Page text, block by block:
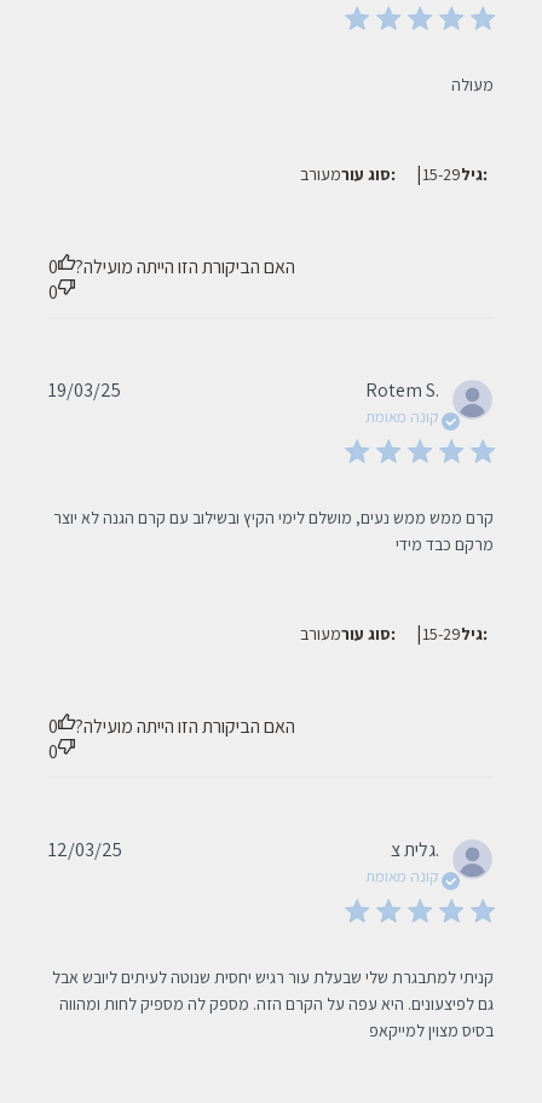
מעולה
read more about review content
גיל: 15-29
| סוג עור: מעורב
האם הביקורת הזו הייתה מועילה?
0
0
Rotem S.
קונה מאומת
מרקם כבד מידי
read more about review content קרם ממש ממש נעים, מושלם
גיל: 15-29
| סוג עור: מעורב
Published
19/03/25
האם הביקורת הזו הייתה מועילה?
0
0
גלית צ.
קונה מאומת
בסיס מצוין למייקאפ
read more about review content קניתי למתבגרת שלי שבעלת
Published
12/03/25